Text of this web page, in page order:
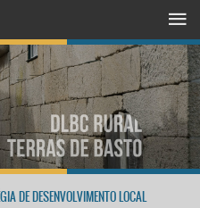
DE DESENVOLVIMENTO LOCAL